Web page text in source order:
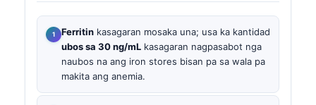
Ferritin kasagaran mosaka una; usa ka kantidad
ubos sa 30 ng/mL kasagaran nagpasabot nga
naubos na ang iron stores bisan pa sa wala pa
makita ang anemia.